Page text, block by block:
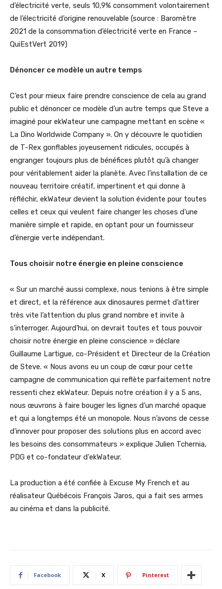
d’électricité verte, seuls 10,9% consomment volontairement
de l’électricité d’origine renouvelable (source : Baromètre
2021 de la consommation d’électricité verte en France –
QuiEstVert 2019)
Dénoncer ce modèle un autre temps
C’est pour mieux faire prendre conscience de cela au grand
public et dénoncer ce modèle d’un autre temps que Steve a
imaginé pour ekWateur une campagne mettant en scène «
La Dino Worldwide Company ». On y découvre le quotidien
de T-Rex gonflables joyeusement ridicules, occupés à
engranger toujours plus de bénéfices plutôt qu’à changer
pour véritablement aider la planète. Avec l’installation de ce
nouveau territoire créatif, impertinent et qui donne à
réfléchir, ekWateur devient la solution évidente pour toutes
celles et ceux qui veulent faire changer les choses d’une
manière simple et rapide, en optant pour un fournisseur
d’énergie verte indépendant.
Tous choisir notre énergie en pleine conscience
« Sur un marché aussi complexe, nous tenions à être simple
et direct, et la référence aux dinosaures permet d’attirer
très vite l’attention du plus grand nombre et invite à
s’interroger. Aujourd’hui, on devrait toutes et tous pouvoir
choisir notre énergie en pleine conscience » déclare
Guillaume Lartigue, co-Président et Directeur de la Création
de Steve. « Nous avons eu un coup de cœur pour cette
campagne de communication qui reflète parfaitement notre
ressenti chez ekWateur. Depuis notre création il y a 5 ans,
nous œuvrons à faire bouger les lignes d’un marché opaque
et qui a longtemps été un monopole. Nous n’avons de cesse
d’innover pour proposer des solutions plus en accord avec
les besoins des consommateurs » explique Julien Tchernia,
PDG et co-fondateur d'ekWateur.
La production a été confiée à Excuse My French et au
réalisateur Québécois François Jaros, qui a fait ses armes
au cinéma et dans la publicité.
Facebook X Pinterest